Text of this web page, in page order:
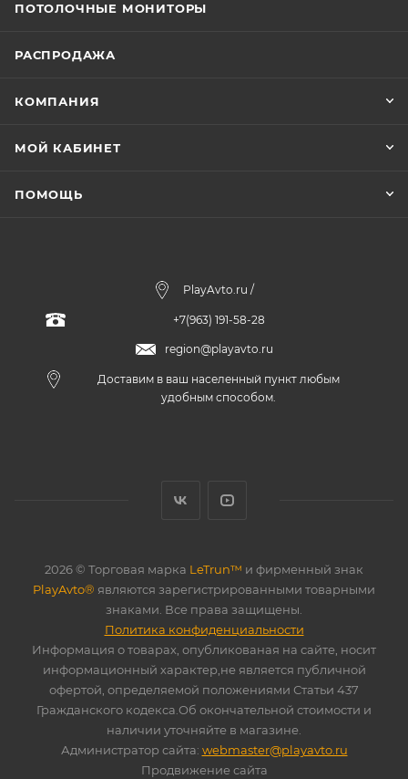
ПОТОЛОЧНЫЕ МОНИТОРЫ
РАСПРОДАЖА
КОМПАНИЯ
МОЙ КАБИНЕТ
ПОМОЩЬ
PlayAvto.ru /
+7(963) 191-58-28
region@playavto.ru
Доставим в ваш населенный пункт любым
удобным способом.
2026 © Торговая марка LeTrun™ и фирменный знак
PlayAvto® являются зарегистрированными товарными
знаками. Все права защищены.
Политика конфиденциальности
Информация о товарах, опубликованая на сайте, носит
информационный характер,не является публичной
офертой, определяемой положениями Статьи 437
Гражданского кодекса.Об окончательной стоимости и
наличии уточняйте в магазине.
Администратор сайта: webmaster@playavto.ru
Продвижение сайта